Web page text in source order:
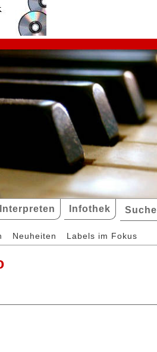
Interpreten Infothek Suche
Neuheiten Labels im Fokus